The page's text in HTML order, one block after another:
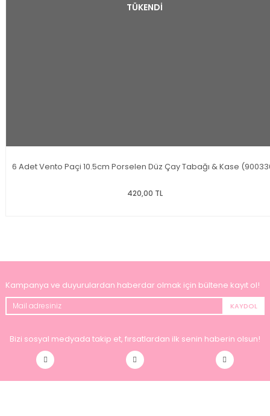
TÜKENDİ
6 Adet Vento Paçi 10.5cm Porselen Düz Çay Tabağı & Kase
420,00 TL
Kampanya ve duyurulardan haberdar olmak için bültene kayıt ol!
KAYDOL
Bizi sosyal medyada takip et, fırsatlardan ilk senin haberin olsun!